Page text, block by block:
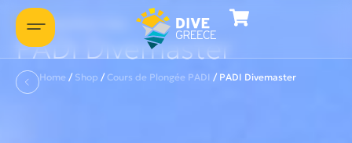
Présentons-nous
PADI Divemaster
Home / Shop / Cours de Plongée PADI / PADI Divemaster